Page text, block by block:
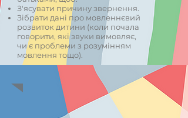
З'ясувати причину звернення.
Зібрати дані про мовленнєвий
розвиток дитини (коли почала
говорити, які звуки вимовляє,
чи є проблеми з розумінням
мовлення тощо).